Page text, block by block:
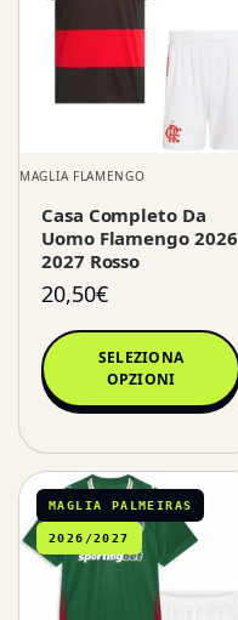
MAGLIA FLAMENGO
Casa Completo Da
Uomo Flamengo 2026
2027 Rosso
20,50€
SELEZIONA
OPZIONI
MAGLIA PALMEIRAS
2026/2027